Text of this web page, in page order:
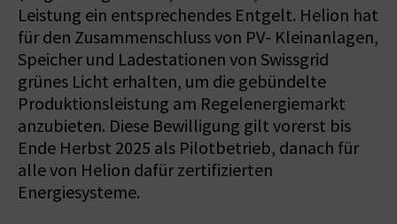
Leistung ein entsprechendes Entgelt. Helion hat
für den Zusammenschluss von PV- Kleinanlagen,
Speicher und Ladestationen von Swissgrid
grünes Licht erhalten, um die gebündelte
Produktionsleistung am Regelenergiemarkt
anzubieten. Diese Bewilligung gilt vorerst bis
Ende Herbst 2025 als Pilotbetrieb, danach für
alle von Helion dafür zertifizierten
Energiesysteme.